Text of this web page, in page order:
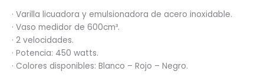
· Varilla licuadora y emulsionadora de acero inoxidable.
· Vaso medidor de 600cm³.
· 2 velocidades.
· Potencia: 450 watts.
· Colores disponibles: Blanco – Rojo – Negro.